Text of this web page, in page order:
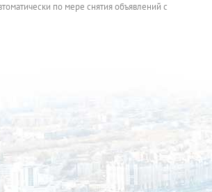
по мере снятия объявлений с